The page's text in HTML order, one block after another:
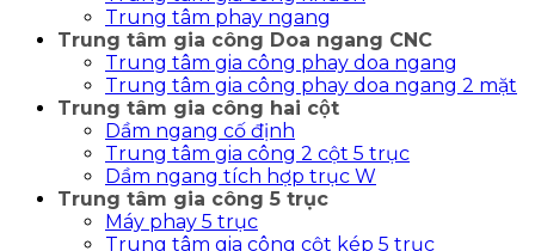
Trung tâm phay ngang
Trung tâm gia công Doa ngang CNC
Trung tâm gia công phay doa ngang
Trung tâm gia công phay doa ngang 2 mặt
Trung tâm gia công hai cột
Dầm ngang cố định
Trung tâm gia công 2 cột 5 trục
Dầm ngang tích hợp trục W
Trung tâm gia công 5 trục
Máy phay 5 trục
Trung tâm gia công cột kép 5 trục